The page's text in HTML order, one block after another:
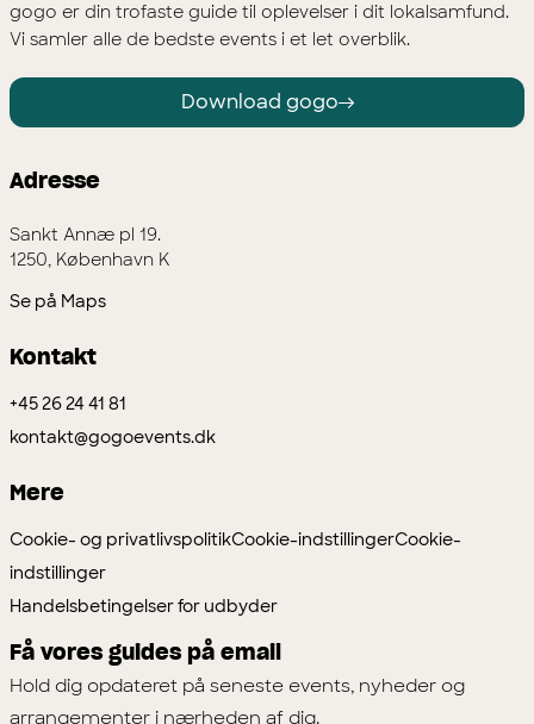
gogo er din trofaste guide til oplevelser i dit lokalsamfund.
Vi samler alle de bedste events i et let overblik.
Download gogo
Adresse
Sankt Annæ pl 19.
1250, København K
Se på Maps
Kontakt
+45 26 24 41 81
kontakt@gogoevents.dk
Mere
Cookie- og privatlivspolitikCookie-indstillingerCookie-
indstillinger
Handelsbetingelser for udbyder
Få vores guides på email
Hold dig opdateret på seneste events, nyheder og
arrangementer i nærheden af dig.